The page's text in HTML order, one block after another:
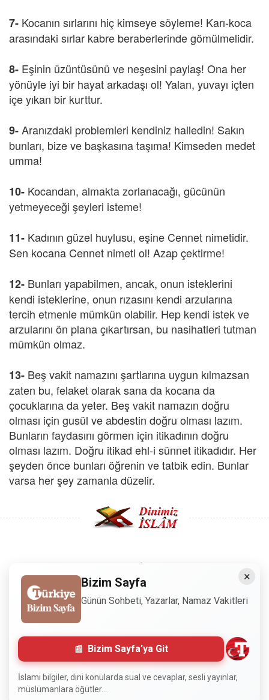
7- Kocanın sırlarını hiç kimseye söyleme! Karı-koca
arasındaki sırlar kabre beraberlerinde gömülmelidir.
8- Eşinin üzüntüsünü ve neşesini paylaş! Ona her
yönüyle iyi bir hayat arkadaşı ol! Yalan, yuvayı içten
içe yıkan bir kurttur.
9-Aranızdaki problemleri kendiniz halledin! Sakın
bunları, bize ve başkasına taşıma! Kimseden medet
umma!
10- Kocandan, almakta zorlanacağı, gücünün
yetmeyeceği şeyleri isteme!
11- Kadının güzel huylusu, eşine Cennet nimetidir.
Sen kocana Cennet nimeti ol! Azap çektirme!
12- Bunları yapabilmen, ancak, onun isteklerini
kendi isteklerine, onun rızasını kendi arzularına
tercih etmenle mümkün olabilir. Hep kendi istek ve
arzularını ön plana çıkartırsan, bu nasihatleri tutman
mümkün olmaz.
13- Beş vakit namazını şartlarına uygun kılmazsan
zaten bu, felaket olarak sana da kocana da
çocuklarına da yeter. Beş vakit namazın doğru
olması için gusül ve abdestin doğru olması lazım.
Bunların faydasını görmen için itikadının doğru
olması lazım. Doğru itikad ehl-i sünnet itikadıdır. Her
şeyden önce bunları öğrenin ve tatbik edin. Bunlar
varsa her şey zamanla düzelir.
Copyright © 2008 - Dinimiz İslam. Her Hakkı Saklıdır.
Sitemizdeki bilgiler, bütün insanların istifadesi için
hazırlanmıştır. Orijinaline sadık kalmak şartıyla, izin
almaya gerek kalmadan, herkes istediği gibi alıp istifade
edebilir.
Normal Siteyi Göster
×
Bizim Sayfa
Günün Sohbeti, Yazarlar, Namaz Vakitleri
Bizim Sayfa'ya Git
İslami bilgiler, dini konularda sual ve cevaplar, sesli yayınlar,
müslümanlara öğütler...